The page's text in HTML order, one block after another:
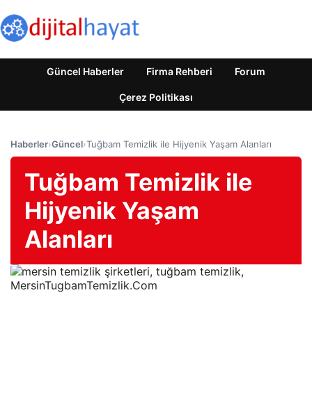
Güncel Haberler Firma Rehberi Forum
Çerez Politikası
Haberler›Güncel›Tuğbam Temizlik ile Hijyenik Yaşam Alanları
Tuğbam Temizlik ile
Hijyenik Yaşam
Alanları